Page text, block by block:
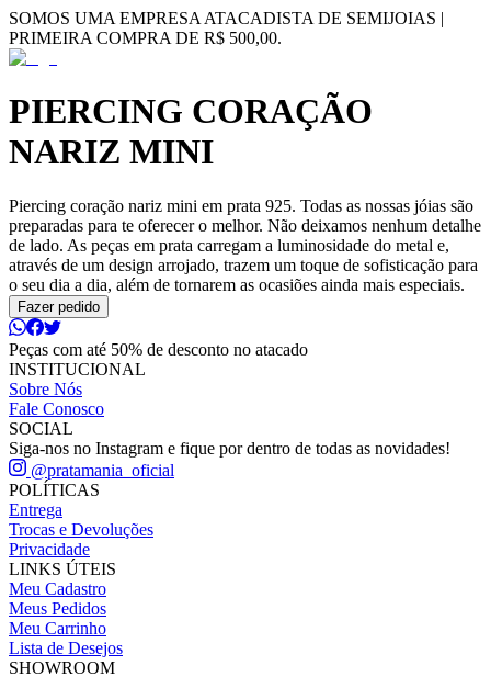
SOMOS UMA EMPRESA ATACADISTA DE SEMIJOIAS |
PRIMEIRA COMPRA DE R$ 500,00.
PIERCING CORAÇÃO
NARIZ MINI
Piercing coração nariz mini em prata 925. Todas as nossas jóias são
preparadas para te oferecer o melhor. Não deixamos nenhum detalhe
de lado. As peças em prata carregam a luminosidade do metal e,
através de um design arrojado, trazem um toque de sofisticação para
o seu dia a dia, além de tornarem as ocasiões ainda mais especiais.
Fazer pedido
Peças com até 50% de desconto no atacado
INSTITUCIONAL
Sobre Nós
Fale Conosco
SOCIAL
Siga-nos no Instagram e fique por dentro de todas as novidades!
@pratamania_oficial
POLÍTICAS
Entrega
Trocas e Devoluções
Privacidade
LINKS ÚTEIS
Meu Cadastro
Meus Pedidos
Meu Carrinho
Lista de Desejos
SHOWROOM